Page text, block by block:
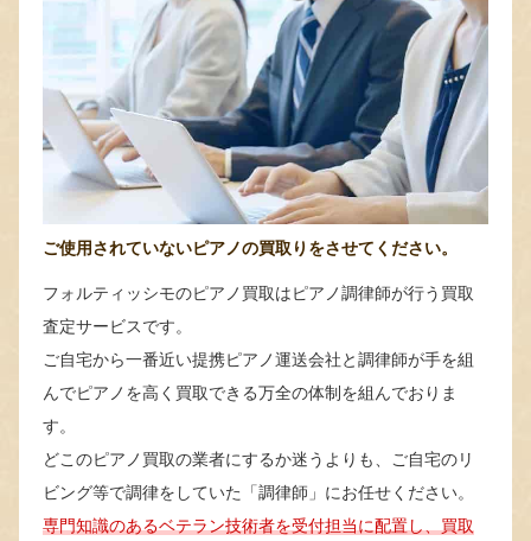
ご使用されていないピアノの買取りをさせてください。
フォルティッシモのピアノ買取はピアノ調律師が行う買取
査定サービスです。
ご自宅から一番近い提携ピアノ運送会社と調律師が手を組
んでピアノを高く買取できる万全の体制を組んでおりま
す。
どこのピアノ買取の業者にするか迷うよりも、ご自宅のリ
ビング等で調律をしていた「調律師」にお任せください。
専門知識のあるベテラン技術者を受付担当に配置し、買取